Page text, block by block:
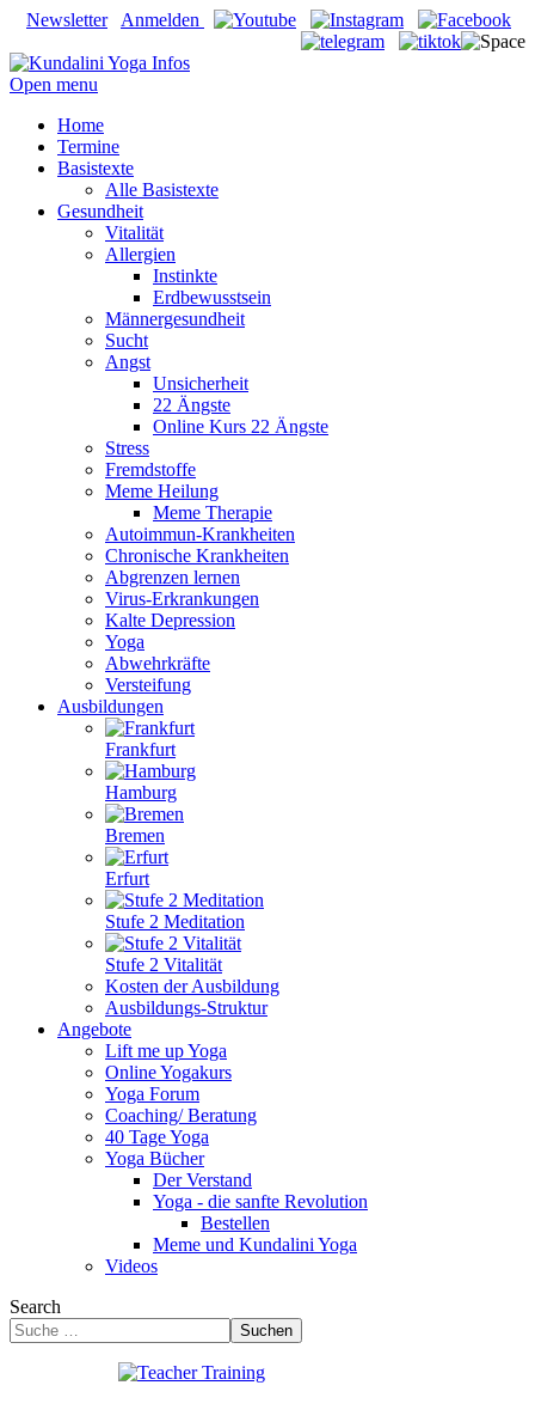
Newsletter Anmelden
Open menu
Home
Termine
Basistexte
Alle Basistexte
Gesundheit
Vitalität
Allergien
Instinkte
Erdbewusstsein
Männergesundheit
Sucht
Angst
Unsicherheit
22 Ängste
Online Kurs 22 Ängste
Stress
Fremdstoffe
Meme Heilung
Meme Therapie
Autoimmun-Krankheiten
Chronische Krankheiten
Abgrenzen lernen
Virus-Erkrankungen
Kalte Depression
Yoga
Abwehrkräfte
Versteifung
Ausbildungen
Frankfurt
Hamburg
Bremen
Erfurt
Stufe 2 Meditation
Stufe 2 Vitalität
Kosten der Ausbildung
Ausbildungs-Struktur
Angebote
Lift me up Yoga
Online Yogakurs
Yoga Forum
Coaching/ Beratung
40 Tage Yoga
Yoga Bücher
Der Verstand
Yoga - die sanfte Revolution
Bestellen
Meme und Kundalini Yoga
Videos
Search
Suchen